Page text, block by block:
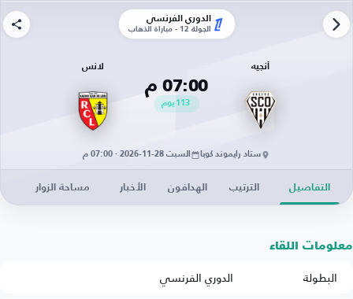
الدوري الفرنسي
الجولة 12 - مباراة الذهاب
أنجيه
07:00 م
113 يوم
لانس
ستاد رايموند كوبا السبت 28-11-2026 · 07:00 م
التفاصيل الترتيب الهدافون الأخبار مساحة الزوار
معلومات اللقاء
البطولة
الدوري الفرنسي